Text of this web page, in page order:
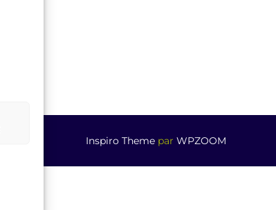
Inspiro Theme par WPZOOM